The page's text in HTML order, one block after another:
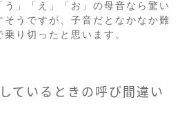
」「え」「お」の母音なら驚い
そうですが、子音だとなかなか難
り切ったと思います。
ているときの呼び間違い